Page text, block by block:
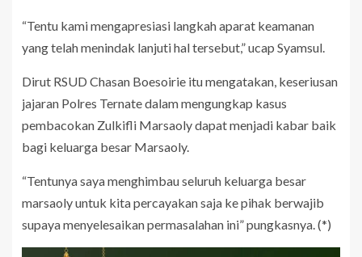
“Tentu kami mengapresiasi langkah aparat keamanan
yang telah menindak lanjuti hal tersebut,” ucap Syamsul.
Dirut RSUD Chasan Boesoirie itu mengatakan, keseriusan
jajaran Polres Ternate dalam mengungkap kasus
pembacokan Zulkifli Marsaoly dapat menjadi kabar baik
bagi keluarga besar Marsaoly.
“Tentunya saya menghimbau seluruh keluarga besar
marsaoly untuk kita percayakan saja ke pihak berwajib
supaya menyelesaikan permasalahan ini” pungkasnya. (*)